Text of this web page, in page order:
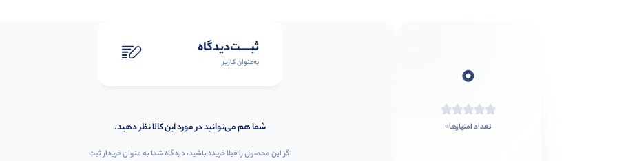
0
تعداد امتیازها0
ثبـــــت‌دیدگاه
به‌عنوان کاربر
شما هم می‌توانید در مورد این کالا نظر دهید.
اگر این محصول را قبلا خریده باشید، دیدگاه شما به عنوان خریدار ثبت